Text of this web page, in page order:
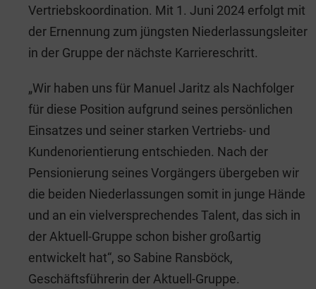
Vertriebskoordination. Mit 1. Juni 2024 erfolgt mit
der Ernennung zum jüngsten Niederlassungsleiter
in der Gruppe der nächste Karriereschritt.
„Wir haben uns für Manuel Jaritz als Nachfolger
für diese Position aufgrund seines persönlichen
Einsatzes und seiner starken Vertriebs- und
Kundenorientierung entschieden. Nach der
Pensionierung seines Vorgängers übergeben wir
die beiden Niederlassungen somit in junge Hände
und an ein vielversprechendes Talent, das sich in
der Aktuell-Gruppe schon bisher großartig
entwickelt hat“, so Sabine Ransböck,
Geschäftsführerin der Aktuell-Gruppe.